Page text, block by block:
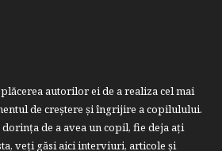
autorilor ei de a realiza cel mai
de creştere şi îngrijire a copilulului.
de a avea un copil, fie deja aţi
veți găsi aici interviuri, articole şi